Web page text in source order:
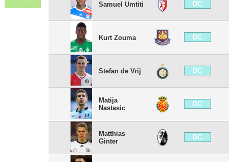
Samuel Umtiti DC
Kurt Zouma DC
Stefan de Vrij DC
Matija
Nastasic
DC
Matthias
Ginter
DC